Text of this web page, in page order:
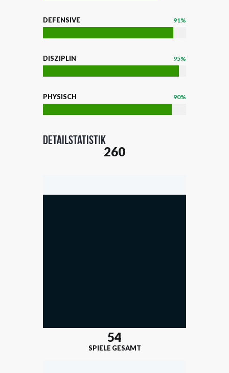
DEFENSIVE 91%
DISZIPLIN 95%
PHYSISCH 90%
Detailstatistik
260
SPIELE GESAMT
54